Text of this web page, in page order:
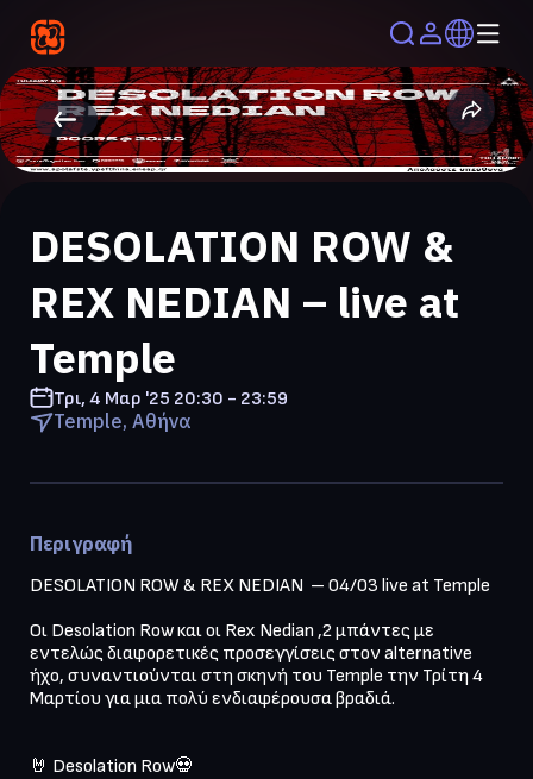
DESOLATION ROW &
REX NEDIAN – live at
Temple
Τρι, 4 Μαρ '25 20:30 - 23:59
Temple, Αθήνα
Περιγραφή
DESOLATION ROW & REX NEDIAN  – 04/03 live at Temple
Οι Desolation Row και οι Rex Nedian ,2 μπάντες με
εντελώς διαφορετικές προσεγγίσεις στον alternative
ήχο, συναντιούνται στη σκηνή του Temple την Τρίτη 4
Μαρτίου για μια πολύ ενδιαφέρουσα βραδιά.
🤘 Desolation Row💀